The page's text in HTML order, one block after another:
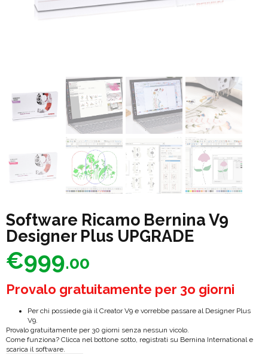
Software Ricamo Bernina V9
Designer Plus UPGRADE
€999.00
Provalo gratuitamente per 3o giorni
Per chi possiede già il Creator V9 e vorrebbe passare al Designer Plus
V9.
Provalo gratuitamente per 30 giorni senza nessun vicolo.
Come funziona? Clicca nel bottone sotto, registrati su Bernina International e
scarica il software.